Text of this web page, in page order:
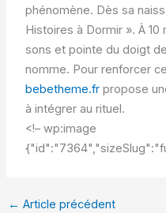
phénomène. Dès sa
Histoires à Dormir ». À
sons et pointe du doigt
nomme. Pour renforcer
bebetheme.frpropose
à intégrer au rituel.
<!– wp:image
← Article précédent